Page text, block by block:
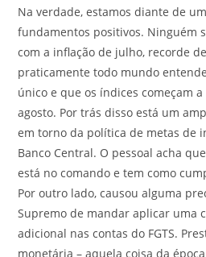
Na verdade, estamos diante de
fundamentos positivos. Ninguém
com a inflação de julho, recorde
praticamente todo mundo
único e que os índices começam
agosto. Por trás disso está um
em torno da política de metas de
Banco Central. O pessoal acha
está no comando e tem como
Por outro lado, causou alguma
Supremo de mandar aplicar uma
adicional nas contas do FGTS.
monetária – aquela coisa da